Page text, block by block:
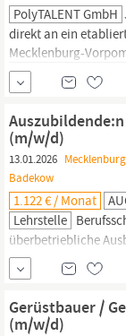
PolyTALENT GmbH
direkt an ein
Mecklenburg-
(m/w/d),
Gerüstbau (m/w/d),
(m/w/d)
13.01.2026
Badekow
1.122 € / Monat
Lehrstelle
überbetriebliche
Vorpommern
in
DEIN PROFIL Du
handwerkliches
bist du bei uns
Gerüstbauer /
(m/w/d)